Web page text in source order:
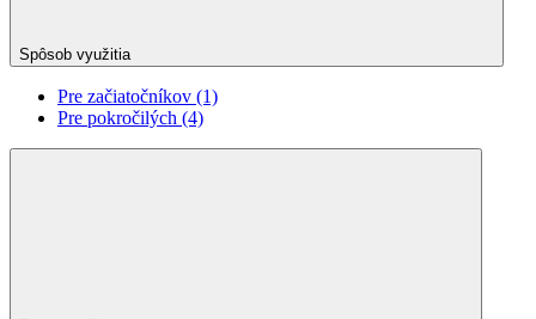
Spôsob využitia
Pre začiatočníkov (1)
Pre pokročilých (4)